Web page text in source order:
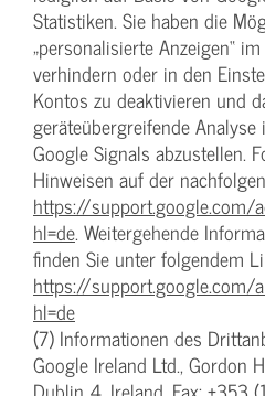
Statistiken. Sie haben die
„personalisierte Anzeigen“
verhindern oder in den
Kontos zu deaktivieren und
geräteübergreifende
Google Signals abzustellen.
Hinweisen auf der
https://
hl=de. Weitergehende
finden Sie unter folgendem
https://
hl=de
(7) Informationen des
Google Ireland Ltd., Gordon